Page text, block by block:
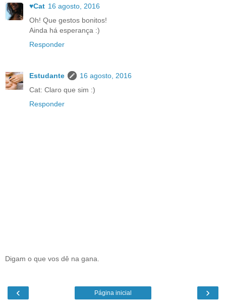
♥Cat 16 agosto, 2016
Oh! Que gestos bonitos!
Ainda há esperança :)
Responder
Estudante
16 agosto, 2016
Cat: Claro que sim :)
Responder
Digam o que vos dê na gana.
‹ ›
Página inicial